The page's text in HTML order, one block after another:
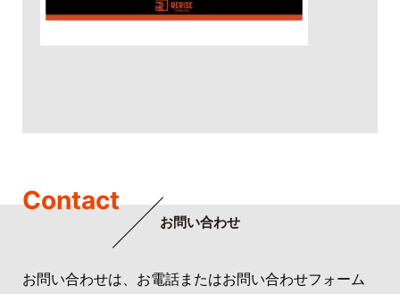
Contact
お問い合わせ
お問い合わせは、お電話またはお問い合わせフォーム